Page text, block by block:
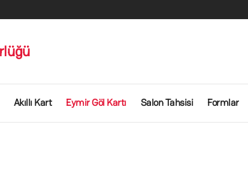
Akıllı Kart Eymir Göl Kartı Salon Tahsisi Formlar